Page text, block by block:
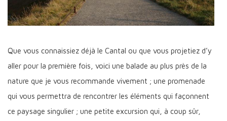
Que vous connaissiez déjà le Cantal ou que vous projetiez d’y
aller pour la première fois, voici une balade au plus près de la
nature que je vous recommande vivement ; une promenade
qui vous permettra de rencontrer les éléments qui façonnent
ce paysage singulier ; une petite excursion qui, à coup sûr,